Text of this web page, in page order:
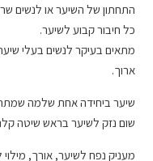
התחתון של השיער או לנשים
כל חיבור קבוע לשיער.
מתאים בעיקר לנשים בעלי
ארוך.
שיער ביחידה אחת שלמה
שום נזק לשיער בראש שיטה קלה
מעניק נפח לשיער, אורך,